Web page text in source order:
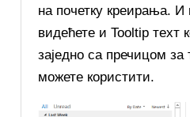
на почетку креирања. И
видећете и Tooltip теxт
заједно са пречицом за
можете користити.